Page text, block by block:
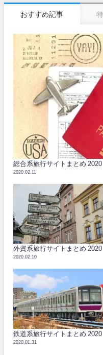
おすすめ記事
総合系旅行サイトまとめ 2020
2020.02.11
外資系旅行サイトまとめ 2020
2020.02.10
鉄道系旅行サイトまとめ 2020
2020.01.31